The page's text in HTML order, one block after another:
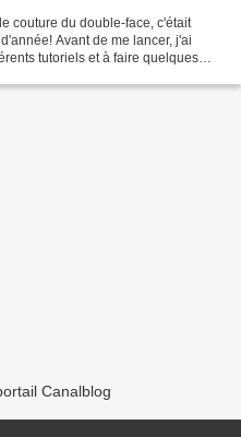
couture du double-face, c'était
Avant de me lancer, j'ai
tutoriels et à faire quelques
Canalblog